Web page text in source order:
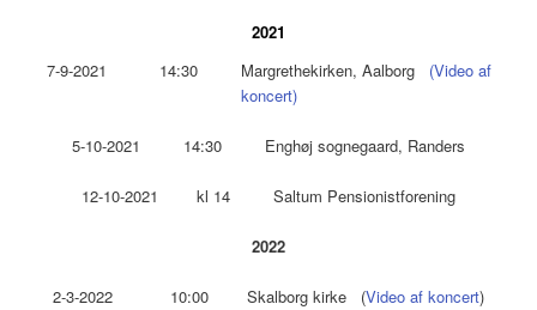
2021
7-9-2021 14:30 Margrethekirken, Aalborg (Video af
koncert)
5-10-2021 14:30 Enghøj sognegaard, Randers
12-10-2021 kl 14 Saltum Pensionistforening
2022
2-3-2022 10:00 Skalborg kirke (Video af koncert)